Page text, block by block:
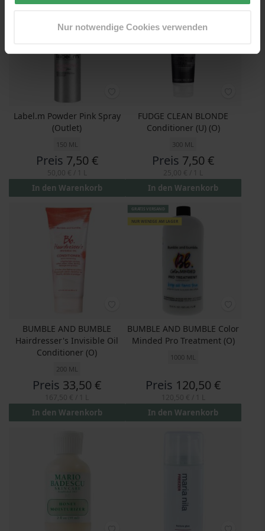
Nur notwendige Cookies verwenden
Label.m Powder Pink Spray
(Outlet)
150 ML
Preis 7,50 €
In den Warenkorb
FUDGE CLEAN BLONDE
Conditioner (U) (O)
300 ML
Preis 7,50 €
In den Warenkorb
BUMBLE AND BUMBLE
Hairdresser's Invisible Oil
Conditioner (O)
200 ML
Preis 33,50 €
In den Warenkorb
GRATIS VERSAND
NUR WENIGE AM LAGER
BUMBLE AND BUMBLE Color
Minded Pro Treatment (O)
1000 ML
Preis 120,50 €
In den Warenkorb